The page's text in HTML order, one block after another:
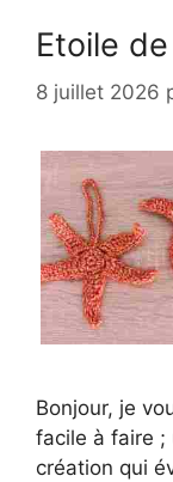
Etoile
8 juillet 2026
Bonjour, je
facile à faire ;
création qui